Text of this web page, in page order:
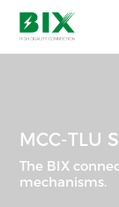
MCC-TLU
The BIX
mechanisms.